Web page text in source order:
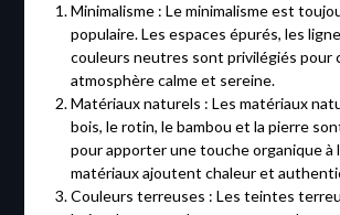
Minimalisme : Le minimalisme est
populaire. Les espaces épurés, les
couleurs neutres sont privilégiés pour
atmosphère calme et sereine.
Matériaux naturels : Les matériaux
bois, le rotin, le bambou et la pierre
pour apporter une touche organique à
matériaux ajoutent chaleur et
Couleurs terreuses : Les teintes